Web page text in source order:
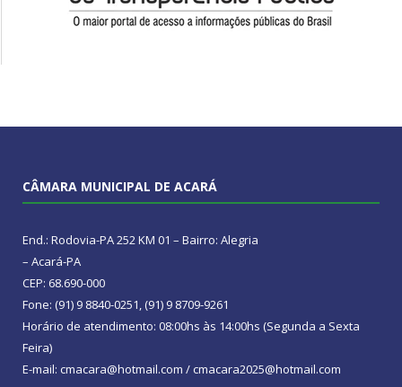
CÂMARA MUNICIPAL DE ACARÁ
End.: Rodovia-PA 252 KM 01 – Bairro: Alegria
– Acará-PA
CEP: 68.690-000
Fone: (91) 9 8840-0251, (91) 9 8709-9261
Horário de atendimento: 08:00hs às 14:00hs (Segunda a Sexta
Feira)
E-mail: cmacara@hotmail.com / cmacara2025@hotmail.com